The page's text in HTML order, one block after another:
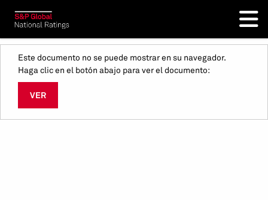
Este documento no se puede mostrar en su navegador.
Haga clic en el botón abajo para ver el documento:
VER